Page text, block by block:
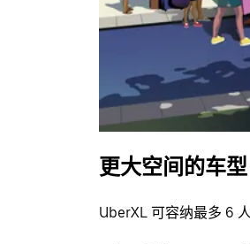
更大空间的车
UberXL 可容纳最多 6 人